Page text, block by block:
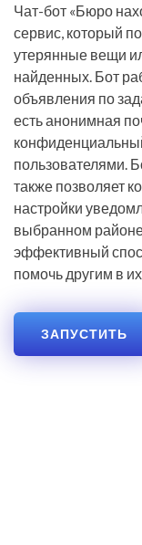
Чат-бот «Бюро
сервис, который
утерянные вещи
найденных. Бот
объявления по
есть анонимная
пользователями.
также позволяет
настройки
выбранном
эффективный
помочь другим в
ЗАПУСТИТЬ